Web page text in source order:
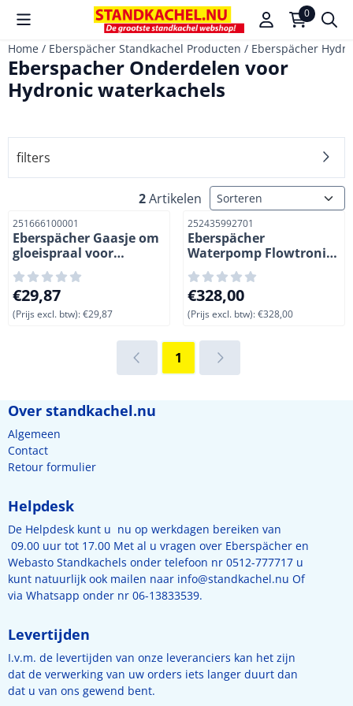
Cookievoorkeuren zijn beschikbaar. Kies instellingen of sta
0
Home / Eberspächer Standkachel Producten / Eberspächer
Eberspacher Onderdelen voor
Hydronic waterkachels
filters
2Artikelen Sorteermethode
Artikelnummer
251666100001
Eberspächer Gaasje om
gloeispraal voor
Hydronic D 7 W kachels.
Diesel
Prijs: 29,87, exclusief btw: 29,87
€29,87
(Prijs excl. btw):€29,87
Artikelnummer
252435992701
Eberspächer
Waterpomp Flowtronic
1400. 24 Volt
Prijs: 328,00, exclusief btw:
€328,00
(Prijs excl. btw):€328,00
1
Over standkachel.nu
Algemeen
Contact
Retour formulier
Helpdesk
De Helpdesk kunt u nu op werkdagen bereiken van
09.00 uur tot 17.00 Met al u vragen over Eberspächer en
Webasto Standkachels onder telefoon nr 0512-777717 u
kunt natuurlijk ook mailen naar info@standkachel.nu Of
via Whatsapp onder nr 06-13833539.
Levertijden
I.v.m. de levertijden van onze leveranciers kan het zijn
dat de verwerking van uw orders iets langer duurt dan
dat u van ons gewend bent.